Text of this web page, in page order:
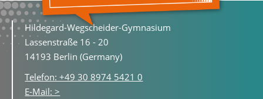
Hildegard-Wegscheider-Gymnasium
Lassenstraße 16 - 20
14193 Berlin (Germany)
Telefon: +49 30 8974 5421 0
E-Mail: >